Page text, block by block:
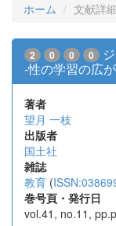
ホーム 文献詳細
2 0 0 0
-性の学習の広
著者
望月 一枝
出版者
国土社
雑誌
教育 (
巻号頁・発行日
vol.41, no.11,